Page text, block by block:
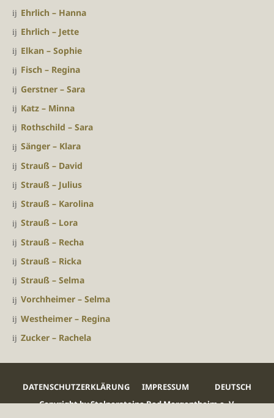
Ehrlich – Hanna
Ehrlich – Jette
Elkan – Sophie
Fisch – Regina
Gerstner – Sara
Katz – Minna
Rothschild – Sara
Sänger – Klara
Strauß – David
Strauß – Julius
Strauß – Karolina
Strauß – Lora
Strauß – Recha
Strauß – Ricka
Strauß – Selma
Vorchheimer – Selma
Westheimer – Regina
Zucker – Rachela
DATENSCHUTZERKLÄRUNG IMPRESSUM
DEUTSCH
Copyright by Stolpersteine Bad Mergentheim e. V.